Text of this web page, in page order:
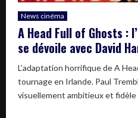
News cinéma
A Head Full of Ghosts :
se dévoile avec David
L’adaptation horrifique de A
tournage en Irlande. Paul
visuellement ambitieux et fidèle